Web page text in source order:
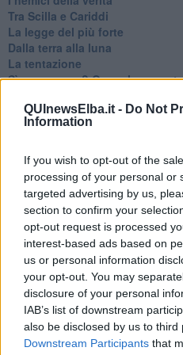
QUInewsElba.it - Do Not
Information
If you wish to opt-out of the
processing of your personal or
targeted advertising by us,
section to confirm your
opt-out request is processed
interest-based ads based on
us or personal information
your opt-out. You may
disclosure of your personal
IAB’s list of downstream
also be disclosed by us to third
Downstream Participants that
Tra Scilla e Cariddi
La legge del più forte
Dalla terra alla luna
La tentazione
​Sì per sempre? O no al
Ora come allora
Nequizia
Parlare con la televisione
Uno solo al comando?
La ricreazione è finita
La buona notizia
Natale con l'elmetto
Valori dubbi miti fasulli
La tivvù pallonara
Halloween
​Lucrezia Borgia, una storia di
Facile profezia
Il terzo compito
L'abiura di Galileo